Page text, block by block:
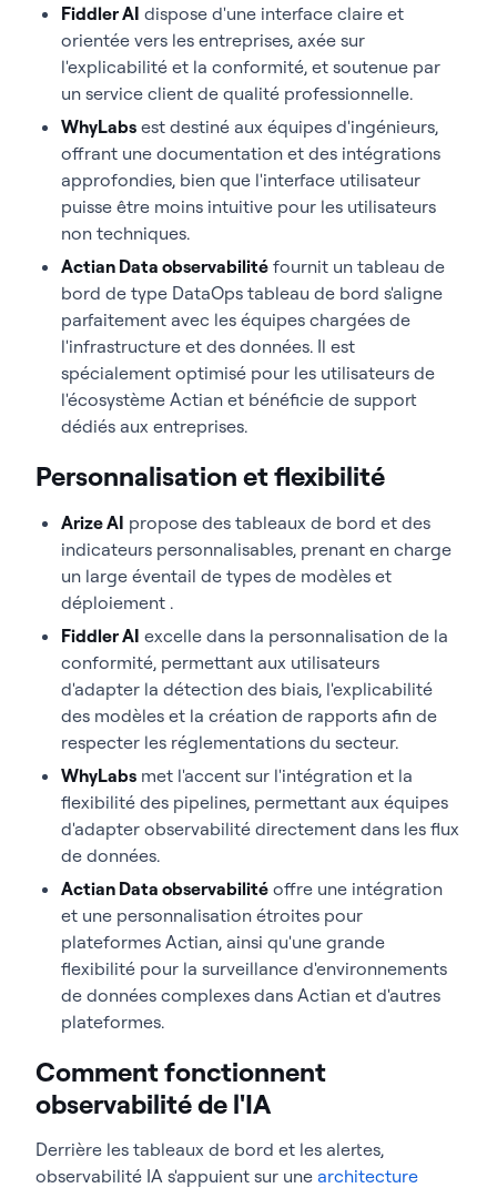
Fiddler AI dispose d'une interface claire et
orientée vers les entreprises, axée sur
l'explicabilité et la conformité, et soutenue par
un service client de qualité professionnelle.
WhyLabs est destiné aux équipes d'ingénieurs,
offrant une documentation et des intégrations
approfondies, bien que l'interface utilisateur
puisse être moins intuitive pour les utilisateurs
non techniques.
Actian Data observabilité fournit un tableau de
bord de type DataOps tableau de bord s'aligne
parfaitement avec les équipes chargées de
l'infrastructure et des données. Il est
spécialement optimisé pour les utilisateurs de
l'écosystème Actian et bénéficie de support
dédiés aux entreprises.
Personnalisation et flexibilité
Arize AI propose des tableaux de bord et des
indicateurs personnalisables, prenant en charge
un large éventail de types de modèles et
déploiement .
Fiddler AI excelle dans la personnalisation de la
conformité, permettant aux utilisateurs
d'adapter la détection des biais, l'explicabilité
des modèles et la création de rapports afin de
respecter les réglementations du secteur.
WhyLabs met l'accent sur l'intégration et la
flexibilité des pipelines, permettant aux équipes
d'adapter observabilité directement dans les flux
de données.
Actian Data observabilité offre une intégration
et une personnalisation étroites pour
plateformes Actian, ainsi qu'une grande
flexibilité pour la surveillance d'environnements
de données complexes dans Actian et d'autres
plateformes.
Comment fonctionnent
observabilité de l'IA
Derrière les tableaux de bord et les alertes,
observabilité IA s'appuient sur une architecture